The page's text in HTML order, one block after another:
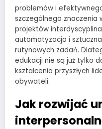
problemów i
szczególnego znaczenia
projektów
automatyzacja i
rutynowych zadań.
edukacji nie są już tylko
kształcenia przyszłych
obywateli.
Jak rozwijać